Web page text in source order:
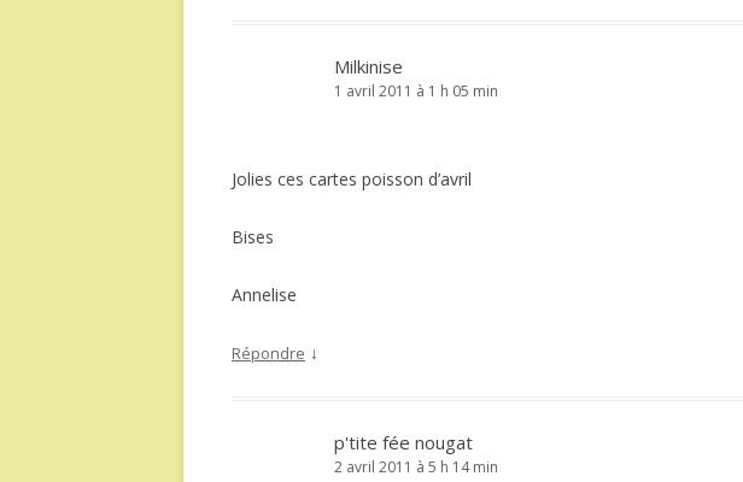
Milkinise
1 avril 2011 à 1 h 05 min
Jolies ces cartes poisson d’avril
Bises
Annelise
Répondre ↓
p'tite fée nougat
2 avril 2011 à 5 h 14 min